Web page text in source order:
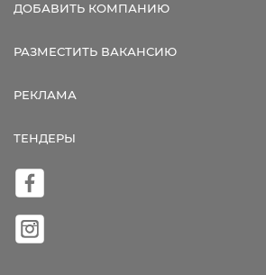
ДОБАВИТЬ КОМПАНИЮ
РАЗМЕСТИТЬ ВАКАНСИЮ
РЕКЛАМА
ТЕНДЕРЫ